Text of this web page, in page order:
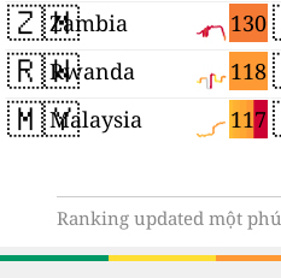
🇿🇲 130
Zambia
🇷🇼 118
Rwanda
🇲🇾 117
Malaysia
Ranking updated một